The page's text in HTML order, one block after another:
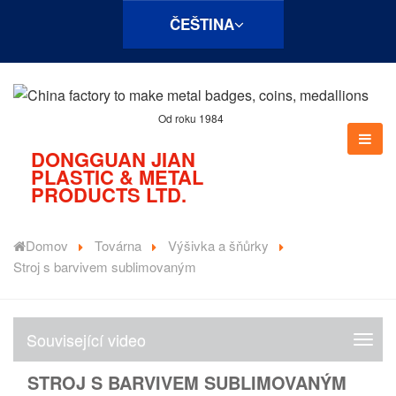
ČEŠTINA
Od roku 1984
DONGGUAN JIAN
PLASTIC & METAL
PRODUCTS LTD.
Domov Továrna
Výšivka a šňůrky
Stroj s barvivem sublimovaným
S
o
Související video
STROJ S BARVIVEM SUBLIMOVANÝM